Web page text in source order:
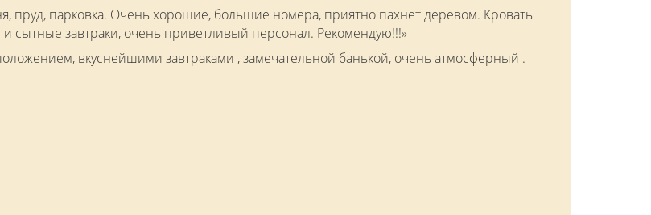
пруд, парковка. Очень хорошие, большие номера, приятно пахнет деревом. Кровать
сытные завтраки, очень приветливый персонал. Рекомендую!!!»
вкуснейшими завтраками , замечательной банькой, очень атмосферный .